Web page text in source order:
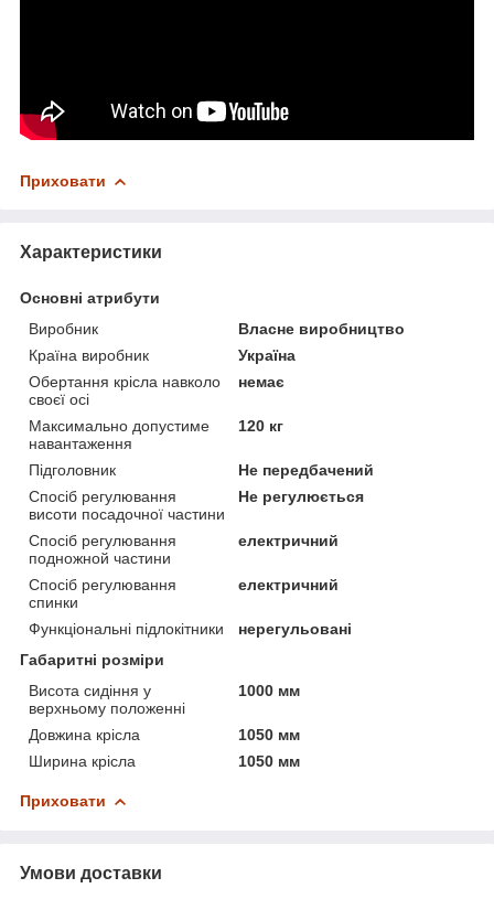
Приховати
Характеристики
Основні атрибути
Виробник
Власне виробництво
Країна виробник
Україна
Обертання крісла навколо
своєї осі
немає
Максимально допустиме
навантаження
120 кг
Підголовник
Не передбачений
Спосіб регулювання
висоти посадочної частини
Не регулюється
Спосіб регулювання
подножной частини
електричний
Спосіб регулювання
спинки
електричний
Функціональні підлокітники
нерегульовані
Габаритні розміри
Висота сидіння у
верхньому положенні
1000 мм
Довжина крісла
1050 мм
Ширина крісла
1050 мм
Приховати
Умови доставки